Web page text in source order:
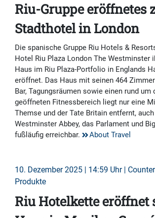
Riu-Gruppe eröffnetes
Stadthotel in London
Die spanische Gruppe Riu Hotels &
Hotel Riu Plaza London The Westminster
Haus im Riu Plaza-Portfolio in Englands
eröffnet. Das Haus mit seinen 464
Bar, Tagungsräumen sowie einen rund um
geöffneten Fitnessbereich liegt nur eine
Themse und der Tate Britain entfernt,
Westminster Abbey, das Parlament und
fußläufig erreichbar.
About Travel
10. Dezember 2025 | 14:59 Uhr |
Produkte
Riu Hotelkette eröffnet